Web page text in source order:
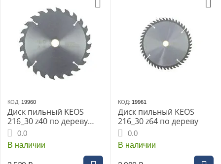
КОД: 19960
Диск пильный KEOS
216_30 z40 по дереву
(WB216.40)
0.0
В наличии
КОД: 19961
Диск пильный KEOS
216_30 z64 по дереву
0.0
В наличии